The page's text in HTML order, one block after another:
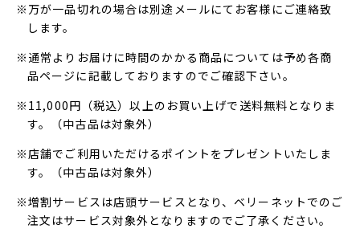
※万が一品切れの場合は別途メールにてお客様にご連絡致
します。
※通常よりお届けに時間のかかる商品については予め各商
品ページに記載しておりますのでご確認下さい。
※11,000円（税込）以上のお買い上げで送料無料となりま
す。（中古品は対象外）
※店舗でご利用いただけるポイントをプレゼントいたしま
す。（中古品は対象外）
※増割サービスは店頭サービスとなり、ベリーネットでのご
注文はサービス対象外となりますのでご了承ください。